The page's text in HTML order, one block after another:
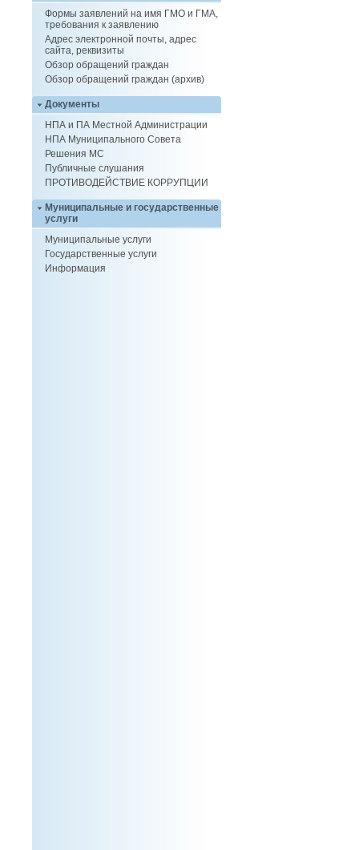
Формы заявлений на имя ГМО и ГМА,
требования к заявлению
Адрес электронной почты, адрес
сайта, реквизиты
Обзор обращений граждан
Обзор обращений граждан (архив)
Документы
НПА и ПА Местной Администрации
НПА Муниципального Совета
Решения МС
Публичные слушания
ПРОТИВОДЕЙСТВИЕ КОРРУПЦИИ
Муниципальные и государственные
услуги
Муниципальные услуги
Государственные услуги
Информация